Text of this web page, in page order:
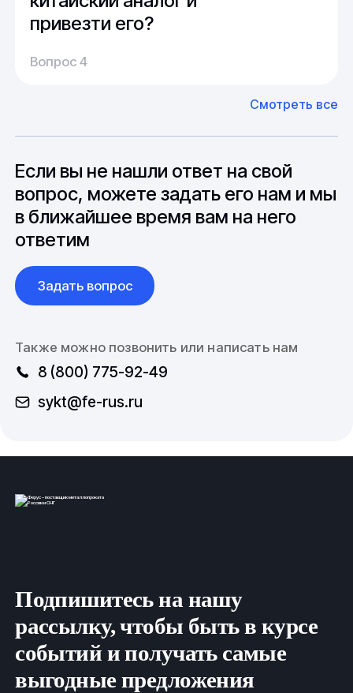
Производство:
20-25 дней, но в зависимости от различных
может быть сокращен до 1 недели.
до 6 месяцев производства.
привезти его?
У нас большой опыт поставок из Европы и
Азии. Через наших партнеров мы сможем
вопросы связанные с документацией и
международной логистикой.
Вопрос 4
Смотреть все
Если вы не нашли ответ на свой
вопрос, можете задать его нам и мы
в ближайшее время вам на него
ответим
Задать вопрос
Также можно позвонить или написать нам
8 (800) 775-92-49
sykt@fe-rus.ru
Подпишитесь на нашу
рассылку, чтобы быть в курсе
событий и получать самые
выгодные предложения